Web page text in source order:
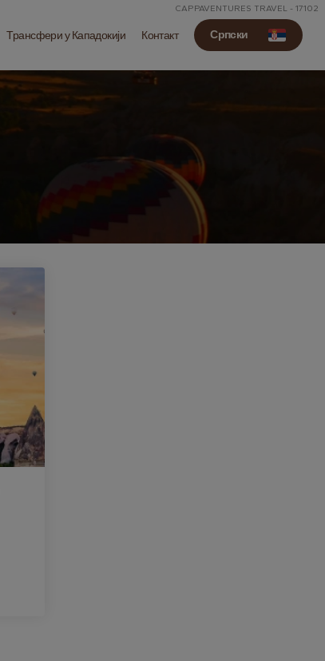
CAPPAVENTURES TRAVEL - 17102
Трансфери у Кападокији Контакт Српски